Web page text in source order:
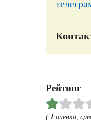
Рейтинг
( 1 оценка,